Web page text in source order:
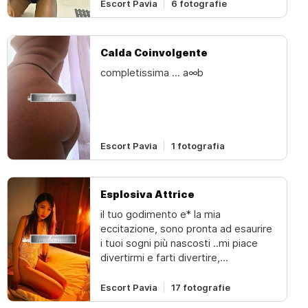
Escort Pavia 6 fotografie
Calda Coinvolgente
completissima ... a∞b
Escort Pavia 1 fotografia
Esplosiva Attrice
il tuo godimento e* la mia
eccitazione, sono pronta ad esaurire
i tuoi sogni più nascosti ..mi piace
divertirmi e farti divertire,
· godo e divento tutta bagnata !!!a*
t* t* e* n* z* i* o* n* e*sai cosa
Escort Pavia 17 fotografie